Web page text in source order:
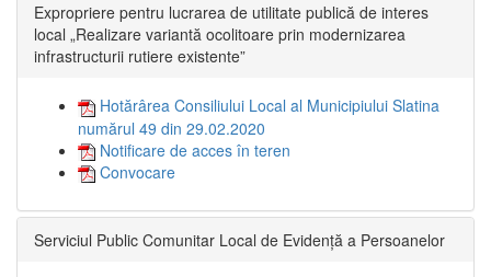
Expropriere pentru lucrarea de utilitate publică de interes
local „Realizare variantă ocolitoare prin modernizarea
infrastructurii rutiere existente”
Hotărârea Consiliului Local al Municipiului Slatina
numărul 49 din 29.02.2020
Notificare de acces în teren
Convocare
Serviciul Public Comunitar Local de Evidență a Persoanelor